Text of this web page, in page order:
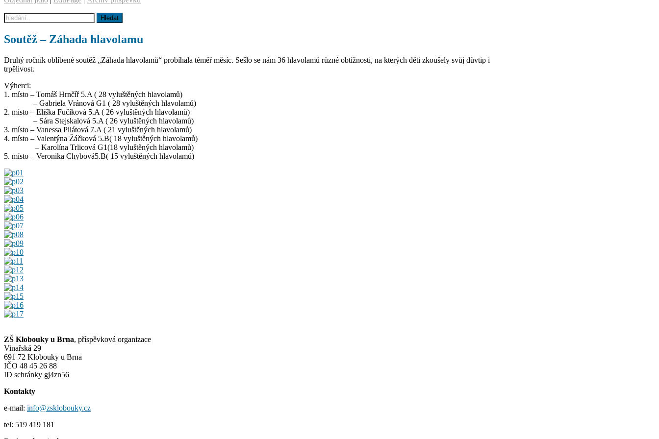
Soutěž – Záhada hlavolamu
Druhý ročník oblíbené soutěž „Záhada hlavolamů“ probíhala téměř měsíc. Sešlo se nám 36 hlavolamů různé obtížnosti, na kterých děti zkoušely svůj důvtip i
trpělivost.
Výherci:
1. místo – Tomáš Hrnčíř 5.A ( 28 vyluštěných hlavolamů)
– Gabriela Vránová G1 ( 28 vyluštěných hlavolamů)
2. místo – Eliška Fučíková 5.A ( 26 vyluštěných hlavolamů)
– Sára Stejskalová 5.A ( 26 vyluštěných hlavolamů)
3. místo – Vanessa Pilátová 7.A ( 21 vyluštěných hlavolamů)
4. místo – Valentýna Žáčková 5.B( 18 vyluštěných hlavolamů)
– Karolína Trlicová G1(18 vyluštěných hlavolamů)
5. místo – Veronika Chybová5.B( 15 vyluštěných hlavolamů)
ZŠ Klobouky u Brna, příspěvková organizace
Vinařská 29
691 72 Klobouky u Brna
IČO 48 45 26 88
ID schránky gj4zn56
Kontakty
e-mail: info@zsklobouky.cz
tel: 519 419 181